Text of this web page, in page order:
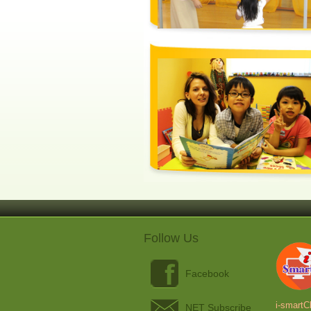
Follow Us
Facebook
NET Subscribe i-